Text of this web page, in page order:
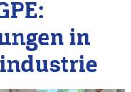
English
main
in